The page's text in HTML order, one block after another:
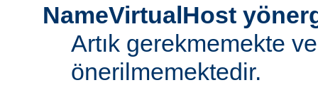
NameVirtualHost
Artık gerekmemekte ve
önerilmemektedir.